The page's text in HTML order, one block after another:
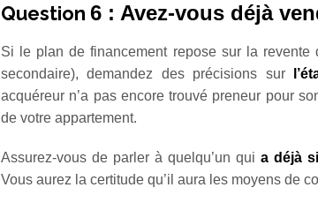
Question 6 : Avez-vous déjà
Si le plan de financement repose sur la revente
secondaire), demandez des précisions sur
acquéreur n’a pas encore trouvé preneur pour
de votre appartement.
Assurez-vous de parler à quelqu’un qui a déjà
Vous aurez la certitude qu’il aura les moyens de